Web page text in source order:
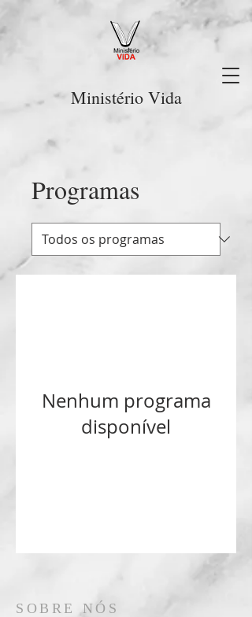
Ministério Vida
Programas
Nenhum programa
disponível
SOBRE NÓS